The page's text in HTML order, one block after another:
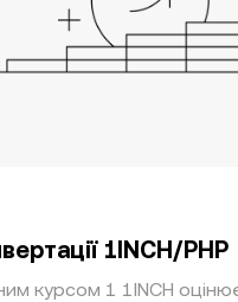
1INCH/PHP
курсом 1 1INCH